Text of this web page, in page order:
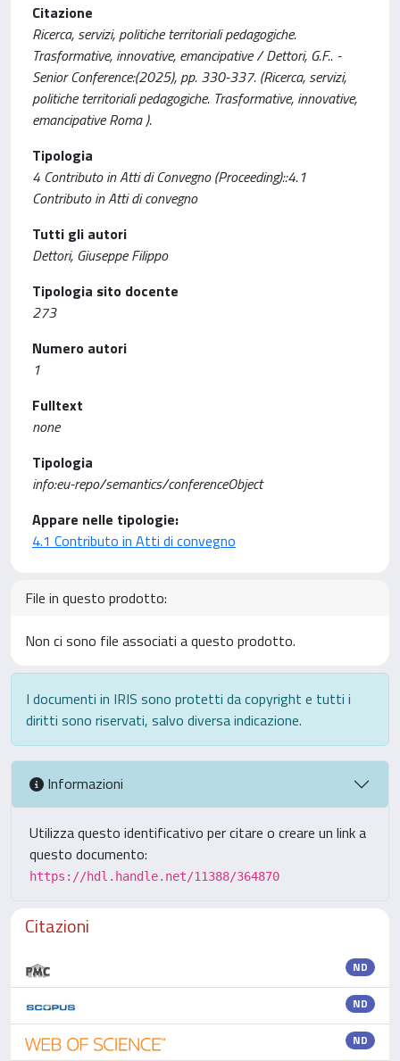
Citazione
Ricerca, servizi, politiche territoriali pedagogiche.
Trasformative, innovative, emancipative / Dettori, G.F.. -
Senior Conference:(2025), pp. 330-337. (Ricerca, servizi,
politiche territoriali pedagogiche. Trasformative, innovative,
emancipative Roma ).
Tipologia
4 Contributo in Atti di Convegno (Proceeding)::4.1
Contributo in Atti di convegno
Tutti gli autori
Dettori, Giuseppe Filippo
Tipologia sito docente
273
Numero autori
1
Fulltext
none
Tipologia
info:eu-repo/semantics/conferenceObject
Appare nelle tipologie:
4.1 Contributo in Atti di convegno
File in questo prodotto:
Non ci sono file associati a questo prodotto.
I documenti in IRIS sono protetti da copyright e tutti i
diritti sono riservati, salvo diversa indicazione.
Informazioni
Utilizza questo identificativo per citare o creare un link a
questo documento:
https://hdl.handle.net/11388/364870
Citazioni
ND
ND
ND